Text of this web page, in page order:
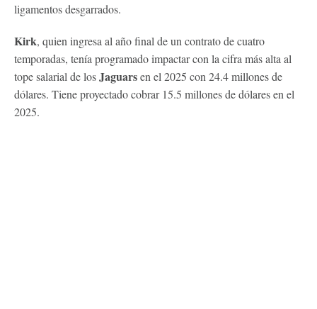
ligamentos desgarrados.
Kirk, quien ingresa al año final de un contrato de cuatro
temporadas, tenía programado impactar con la cifra más alta al
tope salarial de losJaguarsen el 2025 con 24.4 millones de
dólares. Tiene proyectado cobrar 15.5 millones de dólares en el
2025.